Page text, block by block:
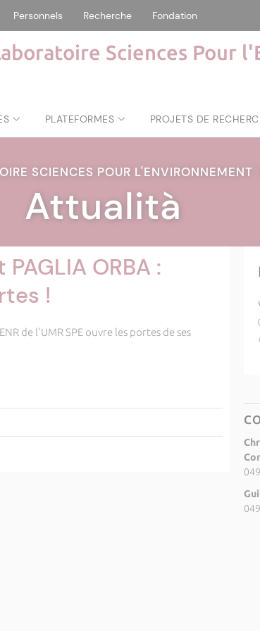
Personnels Recherche Fondation
Sciences Pour
PLATEFORMES PROJETS DE
SCIENCES POUR L'ENVIRONNEMENT
Attualità
ORBA :
!
de l'UMR SPE ouvre les portes de ses